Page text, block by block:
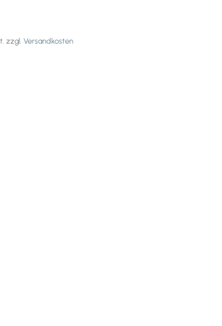
zzgl.Versandkosten